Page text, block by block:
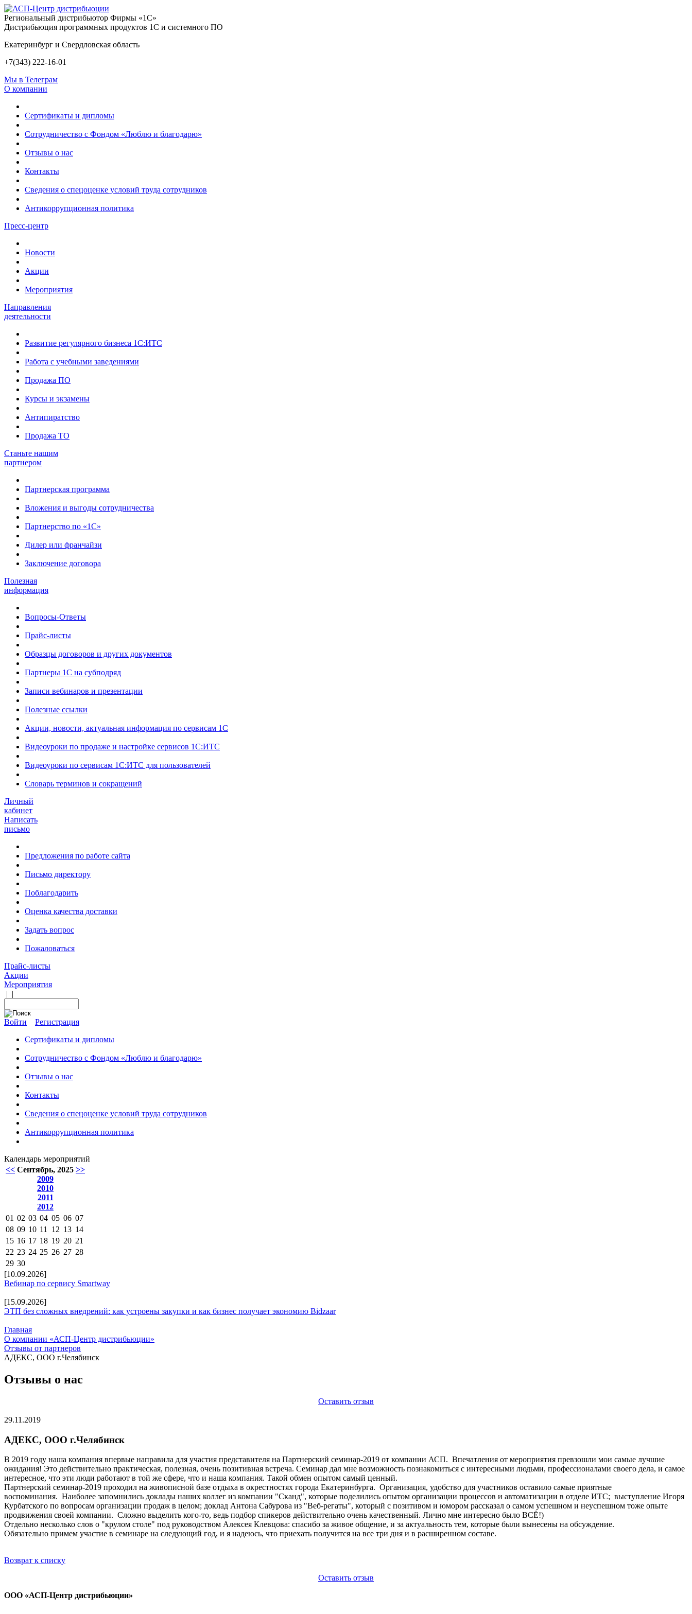
Региональный дистрибьютор Фирмы «1С»
Дистрибьюция программных продуктов 1С и системного ПО
Екатеринбург и Свердловская область
+7(343) 222-16-01
Мы в Телеграм
О компании
Сертификаты и дипломы
Сотрудничество с Фондом «Люблю и благодарю»
Отзывы о нас
Контакты
Сведения о спецоценке условий труда сотрудников
Антикоррупционная политика
Пресс-центр
Новости
Акции
Мероприятия
Направления
деятельности
Развитие регулярного бизнеса 1С:ИТС
Работа с учебными заведениями
Продажа ПО
Курсы и экзамены
Антипиратство
Продажа ТО
Станьте нашим
партнером
Партнерская программа
Вложения и выгоды сотрудничества
Партнерство по «1С»
Дилер или франчайзи
Заключение договора
Полезная
информация
Вопросы-Ответы
Прайс-листы
Образцы договоров и других документов
Партнеры 1С на субподряд
Записи вебинаров и презентации
Полезные ссылки
Акции, новости, актуальная информация по сервисам 1С
Видеоуроки по продаже и настройке сервисов 1С:ИТС
Видеоуроки по сервисам 1С:ИТС для пользователей
Словарь терминов и сокращений
Личный
кабинет
Написать
письмо
Предложения по работе сайта
Письмо директору
Поблагодарить
Оценка качества доставки
Задать вопрос
Пожаловаться
Прайс-листы
Акции
Мероприятия
| |
Войти
Регистрация
Сертификаты и дипломы
Сотрудничество с Фондом «Люблю и благодарю»
Отзывы о нас
Контакты
Сведения о спецоценке условий труда сотрудников
Антикоррупционная политика
Календарь мероприятий
<< Сентябрь, 2025 >>
2009
2010
2011
2012
01 02 03 04 05 06 07
08 09 10 11 12 13 14
15 16 17 18 19 20 21
22 23 24 25 26 27 28
29 30
[10.09.2026]
Вебинар по сервису Smartway
[15.09.2026]
ЭТП без сложных внедрений: как устроены закупки и как бизнес получает экономию Bidzaar
Главная
О компании «АСП-Центр дистрибьюции»
Отзывы от партнеров
АДЕКС, ООО г.Челябинск
Отзывы о нас
Оставить отзыв
29.11.2019
АДЕКС, ООО г.Челябинск
В 2019 году наша компания впервые направила для участия представителя на Партнерский семинар-2019 от компании АСП. Впечатления от мероприятия превзошли мои самые лучшие
ожидания! Это действительно практическая, полезная, очень позитивная встреча. Семинар дал мне возможность познакомиться с интересными людьми, профессионалами своего дела, и самое
интересное, что эти люди работают в той же сфере, что и наша компания. Такой обмен опытом самый ценный.
Партнерский семинар-2019 проходил на живописной базе отдыха в окрестностях города Екатеринбурга. Организация, удобство для участников оставило самые приятные
воспоминания. Наиболее запомнились доклады наших коллег из компании "Сканд", которые поделились опытом организации процессов и автоматизации в отделе ИТС; выступление Игоря
Курбатского по вопросам организации продаж в целом; доклад Антона Сабурова из "Веб-регаты", который с позитивом и юмором рассказал о самом успешном и неуспешном тоже опыте
продвижения своей компании. Сложно выделить кого-то, ведь подбор спикеров действительно очень качественный. Лично мне интересно было ВСЁ!)
Отдельно несколько слов о "крулом столе" под руководством Алексея Клевцова: спасибо за живое общение, и за актуальность тем, которые были вынесены на обсуждение.
Обязательно примем участие в семинаре на следующий год, и я надеюсь, что приехать получится на все три дня и в расширенном составе.
Возврат к списку
Оставить отзыв
ООО «АСП-Центр дистрибьюции»